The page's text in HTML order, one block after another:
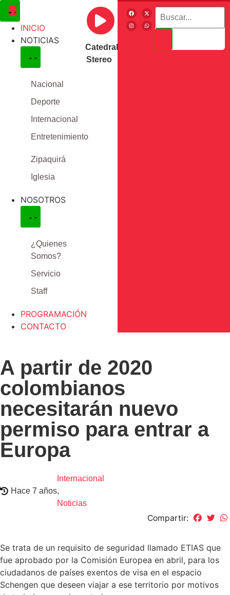
Catedral
Stereo
INICIO
NOTICIAS
Nacional
Deporte
Internacional
Entretenimiento
Zipaquirá
Iglesia
NOSOTROS
¿Quienes
Somos?
Servicio
Staff
PROGRAMACIÓN
CONTACTO
A partir de 2020
colombianos
necesitarán nuevo
permiso para entrar a
Europa
Hace 7 años
Internacional
,
Noticias
Compartir:
Se trata de un requisito de seguridad llamado ETIAS que
fue aprobado por la Comisión Europea en abril, para los
ciudadanos de países exentos de visa en el espacio
Schengen que deseen viajar a ese territorio por motivos